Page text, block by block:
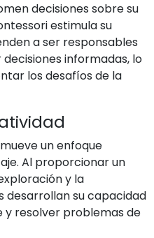
decisiones sobre su
estimula su
a ser responsables
informadas, lo
los desafíos de la
un enfoque
Al proporcionar un
y la
desarrollan su capacidad
resolver problemas de